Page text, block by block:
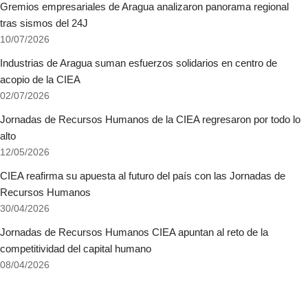
Gremios empresariales de Aragua analizaron panorama regional
tras sismos del 24J
10/07/2026
Industrias de Aragua suman esfuerzos solidarios en centro de
acopio de la CIEA
02/07/2026
Jornadas de Recursos Humanos de la CIEA regresaron por todo lo
alto
12/05/2026
CIEA reafirma su apuesta al futuro del país con las Jornadas de
Recursos Humanos
30/04/2026
Jornadas de Recursos Humanos CIEA apuntan al reto de la
competitividad del capital humano
08/04/2026